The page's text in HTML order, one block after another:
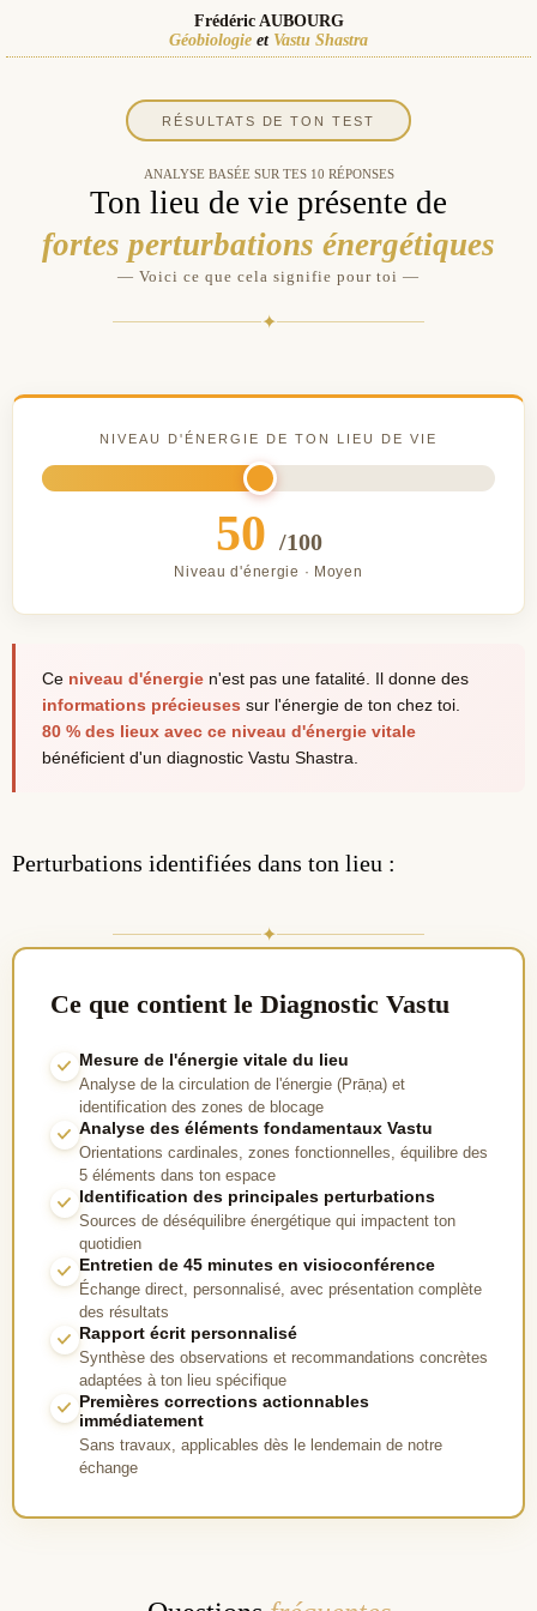
Frédéric AUBOURG
Géobiologie et Vastu Shastra
RÉSULTATS DE TON TEST
ANALYSE BASÉE SUR TES 10 RÉPONSES
Ton lieu de vie présente de
fortes perturbations énergétiques
— Voici ce que cela signifie pour toi —
✦
NIVEAU D'ÉNERGIE DE TON LIEU DE VIE
50 /100
Niveau d'énergie · Moyen
Ce niveau d'énergie n'est pas une fatalité. Il donne des
informations précieuses sur l'énergie de ton chez toi.
80 % des lieux avec ce niveau d'énergie vitale
bénéficient d'un diagnostic Vastu Shastra.
Perturbations identifiées dans ton lieu :
✦
Ce que contient le Diagnostic Vastu
Mesure de l'énergie vitale du lieu
Analyse de la circulation de l'énergie (Prāṇa) et
identification des zones de blocage
Analyse des éléments fondamentaux Vastu
Orientations cardinales, zones fonctionnelles, équilibre des
5 éléments dans ton espace
Identification des principales perturbations
Sources de déséquilibre énergétique qui impactent ton
quotidien
Entretien de 45 minutes en visioconférence
Échange direct, personnalisé, avec présentation complète
des résultats
Rapport écrit personnalisé
Synthèse des observations et recommandations concrètes
adaptées à ton lieu spécifique
Premières corrections actionnables
immédiatement
Sans travaux, applicables dès le lendemain de notre
échange